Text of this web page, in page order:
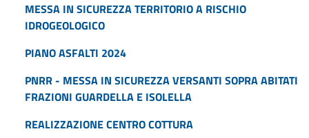
MESSA IN SICUREZZA TERRITORIO A RISCHIO
IDROGEOLOGICO
PIANO ASFALTI 2024
PNRR - MESSA IN SICUREZZA VERSANTI SOPRA ABITATI
FRAZIONI GUARDELLA E ISOLELLA
REALIZZAZIONE CENTRO COTTURA